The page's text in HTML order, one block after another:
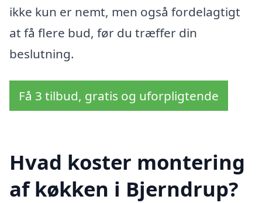
ikke kun er nemt, men også fordelagtigt
at få flere bud, før du træffer din
beslutning.
Få 3 tilbud, gratis og uforpligtende
Hvad koster montering
af køkken i Bjerndrup?